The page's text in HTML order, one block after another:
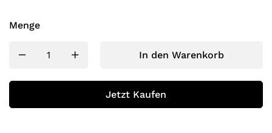
Menge
In den Warenkorb
Jetzt Kaufen